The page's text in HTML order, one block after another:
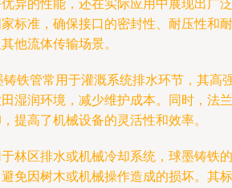
异的性能，还在实际应用中展现出广泛
标准，确保接口的密封性、耐压性和耐
他流体传输场景。
铁管常用于灌溉系统排水环节，其高
湿润环境，减少维护成本。同时，法兰
提高了机械设备的灵活性和效率。
林区排水或机械冷却系统，球墨铸铁的
免因树木或机械操作造成的损坏。其标